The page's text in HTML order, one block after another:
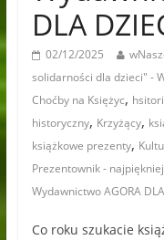
DLA
02/12/2025
solidarności dla dzieci" -
Choćby na Księżyc,
historyczny, Krzyżący,
książkowe prezenty,
Prezentownik -
Wydawnictwo AGORA
Co roku szukacie